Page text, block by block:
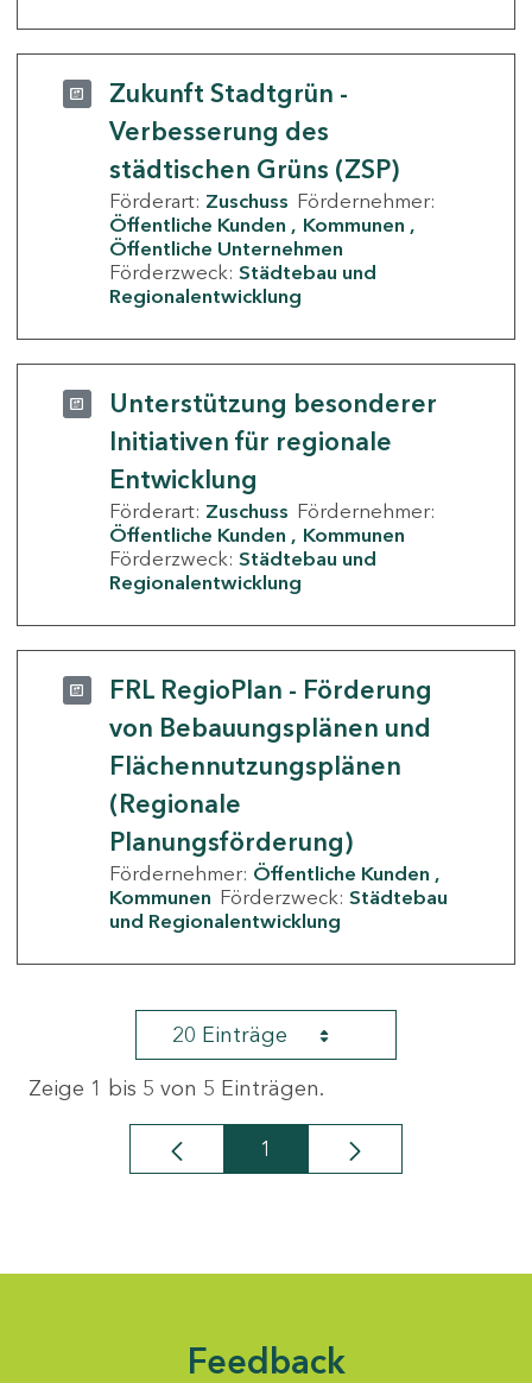
Zukunft Stadtgrün -
Verbesserung des
städtischen Grüns (ZSP)
Förderart: Zuschuss Fördernehmer:
Öffentliche Kunden
Kommunen
Öffentliche Unternehmen
Förderzweck: Städtebau und
Regionalentwicklung
Unterstützung besonderer
Initiativen für regionale
Entwicklung
Förderart: Zuschuss Fördernehmer:
Öffentliche Kunden
Kommunen
Förderzweck: Städtebau und
Regionalentwicklung
FRL RegioPlan - Förderung
von Bebauungsplänen und
Flächennutzungsplänen
(Regionale
Planungsförderung)
Fördernehmer: Öffentliche Kunden
Kommunen Förderzweck: Städtebau
und Regionalentwicklung
20 Einträge
Zeige 1 bis 5 von 5 Einträgen.
Seite
1
Feedback